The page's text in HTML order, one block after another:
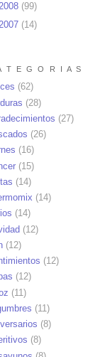
(99)
2007 (14)
T E G O R I A S
(62)
(28)
(27)
(26)
(16)
(15)
(14)
(14)
(14)
(12)
(12)
(12)
(12)
(11)
(11)
(8)
(8)